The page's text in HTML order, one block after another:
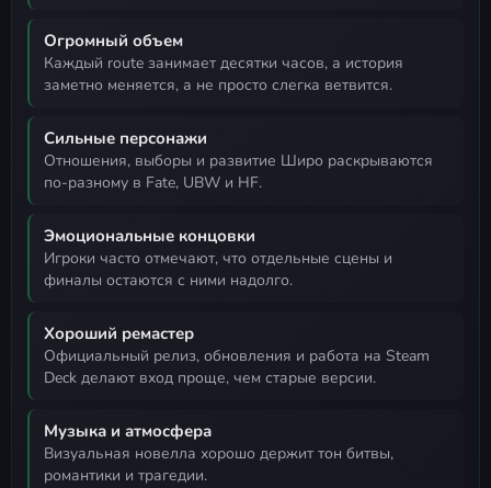
Огромный объем
каждый route занимает десятки часов, а история
заметно меняется, а не просто слегка ветвится.
Сильные персонажи
отношения, выборы и развитие Широ раскрываются
по-разному в Fate, UBW и HF.
Эмоциональные концовки
игроки часто отмечают, что отдельные сцены и
финалы остаются с ними надолго.
Хороший ремастер
официальный релиз, обновления и работа на Steam
Deck делают вход проще, чем старые версии.
Музыка и атмосфера
визуальная новелла хорошо держит тон битвы,
романтики и трагедии.